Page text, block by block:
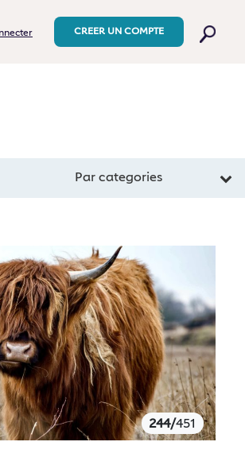
CREER UN COMPTE
Par categories
244/451